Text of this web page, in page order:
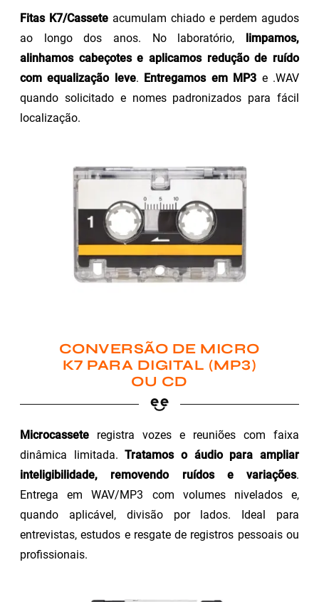
Fitas K7/Cassete acumulam chiado e perdem agudos
ao longo dos anos. No laboratório, limpamos,
alinhamos cabeçotes e aplicamos redução de ruído
com equalização leve. Entregamos em MP3 e .WAV
quando solicitado e nomes padronizados para fácil
localização.
CONVERSÃO DE MICRO
K7 PARA DIGITAL (MP3)
OU CD
Microcassete registra vozes e reuniões com faixa
dinâmica limitada.Tratamos o áudio para ampliar
inteligibilidade, removendo ruídos e variações.
Entrega em WAV/MP3 com volumes nivelados e,
quando aplicável, divisão por lados. Ideal para
entrevistas, estudos e resgate de registros pessoais ou
profissionais.